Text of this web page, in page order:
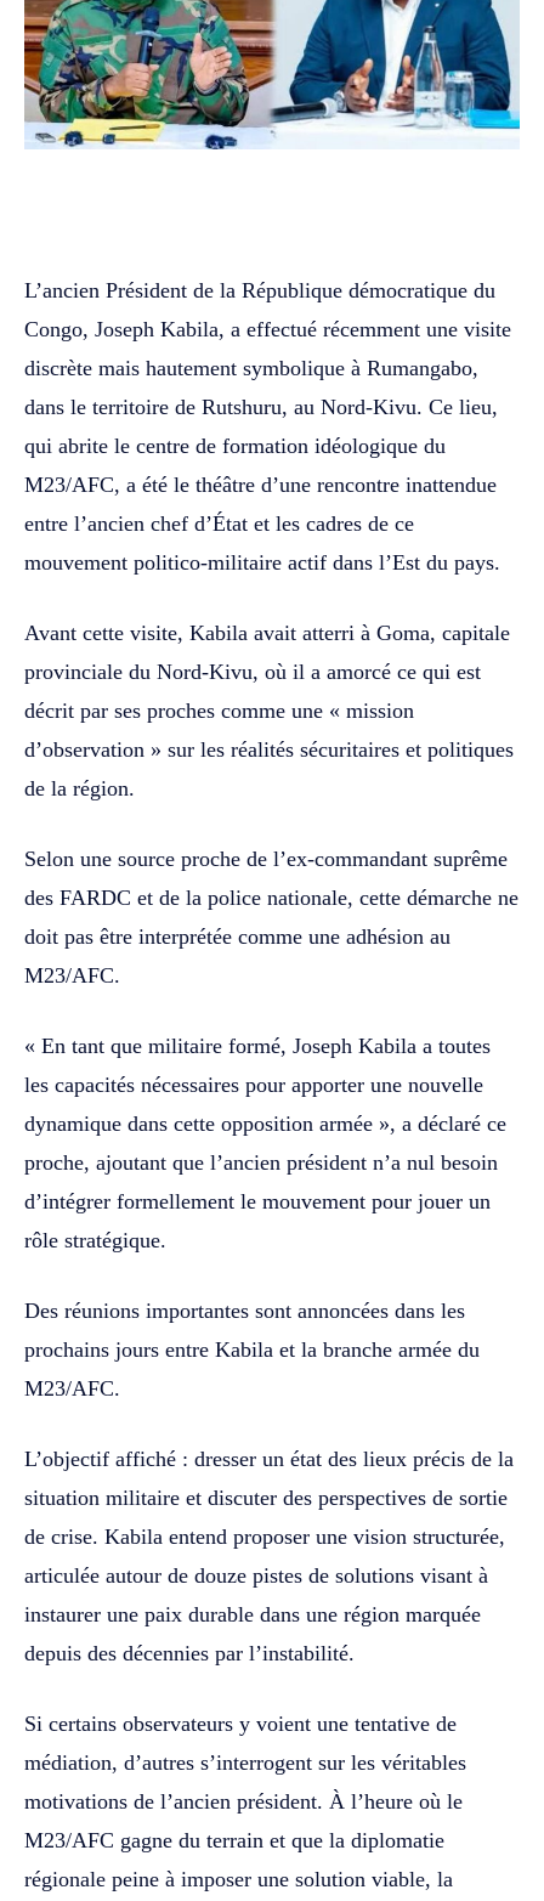
L’ancien Président de la République démocratique du
Congo, Joseph Kabila, a effectué récemment une visite
discrète mais hautement symbolique à Rumangabo,
dans le territoire de Rutshuru, au Nord-Kivu. Ce lieu,
qui abrite le centre de formation idéologique du
M23/AFC, a été le théâtre d’une rencontre inattendue
entre l’ancien chef d’État et les cadres de ce
mouvement politico-militaire actif dans l’Est du pays.
Avant cette visite, Kabila avait atterri à Goma, capitale
provinciale du Nord-Kivu, où il a amorcé ce qui est
décrit par ses proches comme une « mission
d’observation » sur les réalités sécuritaires et politiques
de la région.
Selon une source proche de l’ex-commandant suprême
des FARDC et de la police nationale, cette démarche ne
doit pas être interprétée comme une adhésion au
M23/AFC.
« En tant que militaire formé, Joseph Kabila a toutes
les capacités nécessaires pour apporter une nouvelle
dynamique dans cette opposition armée », a déclaré ce
proche, ajoutant que l’ancien président n’a nul besoin
d’intégrer formellement le mouvement pour jouer un
rôle stratégique.
Des réunions importantes sont annoncées dans les
prochains jours entre Kabila et la branche armée du
M23/AFC.
L’objectif affiché : dresser un état des lieux précis de la
situation militaire et discuter des perspectives de sortie
de crise. Kabila entend proposer une vision structurée,
articulée autour de douze pistes de solutions visant à
instaurer une paix durable dans une région marquée
depuis des décennies par l’instabilité.
Si certains observateurs y voient une tentative de
médiation, d’autres s’interrogent sur les véritables
motivations de l’ancien président. À l’heure où le
M23/AFC gagne du terrain et que la diplomatie
régionale peine à imposer une solution viable, la